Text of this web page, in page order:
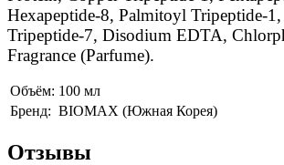
Hexapeptide-8, Palmitoyl Tripeptide-
Tripeptide-7, Disodium EDTA,
Fragrance (Parfume).
Объём: 100 мл
Бренд: BIOMAX (Южная Корея)
Отзывы